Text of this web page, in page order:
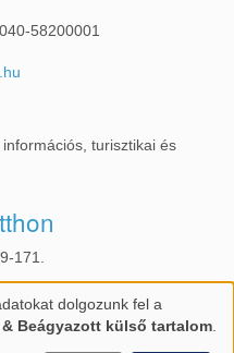
58200001
turisztikai és
171.
6905720dolgozunk fel a
Beágyazott külső tartalom